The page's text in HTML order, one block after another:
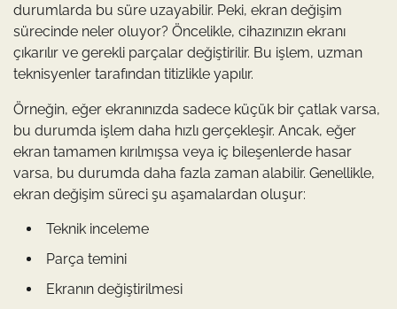
durumlarda bu süre uzayabilir. Peki, ekran değişim
sürecinde neler oluyor? Öncelikle, cihazınızın ekranı
çıkarılır ve gerekli parçalar değiştirilir. Bu işlem, uzman
teknisyenler tarafından titizlikle yapılır.
Örneğin, eğer ekranınızda sadece küçük bir çatlak varsa,
bu durumda işlem daha hızlı gerçekleşir. Ancak, eğer
ekran tamamen kırılmışsa veya iç bileşenlerde hasar
varsa, bu durumda daha fazla zaman alabilir. Genellikle,
ekran değişim süreci şu aşamalardan oluşur:
Teknik inceleme
Parça temini
Ekranın değiştirilmesi